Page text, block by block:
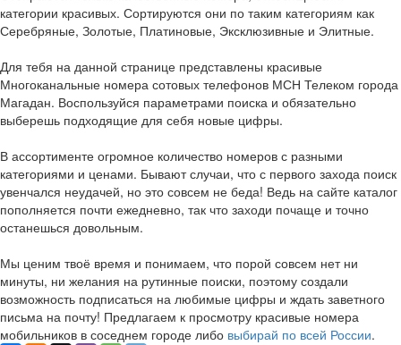
категории красивых. Сортируются они по таким категориям как
Серебряные, Золотые, Платиновые, Эксклюзивные и Элитные.
Для тебя на данной странице представлены красивые
Многоканальные номера сотовых телефонов МСН Телеком города
Магадан. Воспользуйся параметрами поиска и обязательно
выберешь подходящие для себя новые цифры.
В ассортименте огромное количество номеров с разными
категориями и ценами. Бывают случаи, что с первого захода поиск
увенчался неудачей, но это совсем не беда! Ведь на сайте каталог
пополняется почти ежедневно, так что заходи почаще и точно
останешься довольным.
Мы ценим твоё время и понимаем, что порой совсем нет ни
минуты, ни желания на рутинные поиски, поэтому создали
возможность подписаться на любимые цифры и ждать заветного
письма на почту! Предлагаем к просмотру красивые номера
мобильников в соседнем городе либо выбирай по всей России.